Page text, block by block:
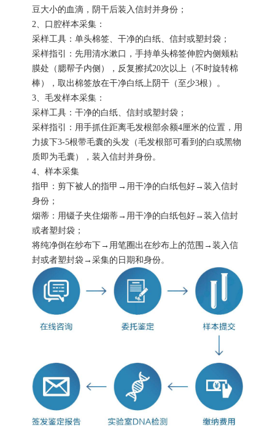
豆大小的血滴，阴干后装入信封并身份；
2、口腔样本采集：
采样工具：单头棉签、干净的白纸、信封或塑封袋；
采样指引：先用清水漱口，手持单头棉签伸腔内侧颊粘
膜处（腮帮子内侧），反复擦拭20次以上（不时旋转棉
棒），取出棉签放在干净白纸上阴干（至少3根）。
3、毛发样本采集：
采样工具：干净的白纸、信封或塑封袋；
采样指引：用手抓住距离毛发根部余额4厘米的位置，用
力拔下3-5根带毛囊的头发（毛发根部可看到的白或黑物
质即为毛囊），装入信封并身份。
4、样本采集
指甲：剪下被人的指甲→用干净的白纸包好→装入信封
身份；
烟蒂：用镊子夹住烟蒂→用干净的白纸包好→装入信封
或者塑封袋；
将纯净倒在纱布下→用笔圈出在纱布上的范围→装入信
封或者塑封袋→采集的日期和身份。